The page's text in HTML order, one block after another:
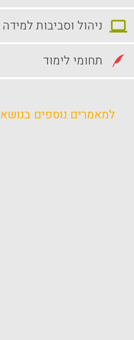
ניהול וסביבות למידה
תחומי לימוד
למאמרים נוספים בנושא